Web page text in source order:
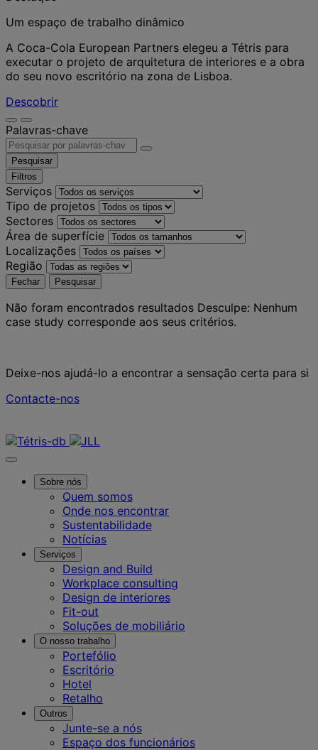
Um espaço de trabalho dinâmico
A Coca-Cola European Partners elegeu a Tétris para
executar o projeto de arquitetura de interiores e a obra
do seu novo escritório na zona de Lisboa.
Descobrir
Palavras-chave
Pesquisar
Filtros
Serviços
Tipo de projetos
Sectores
Área de superfície
Localizações
Região
Fechar Pesquisar
Não foram encontrados resultados Desculpe: Nenhum
case study corresponde aos seus critérios.
Deixe-nos ajudá-lo a encontrar a sensação certa para si
Contacte-nos
Sobre nós
Quem somos
Onde nos encontrar
Sustentabilidade
Notícias
Serviços
Design and Build
Workplace consulting
Design de interiores
Fit-out
Soluções de mobiliário
O nosso trabalho
Portefólio
Escritório
Hotel
Retalho
Outros
Junte-se a nós
Espaço dos funcionários